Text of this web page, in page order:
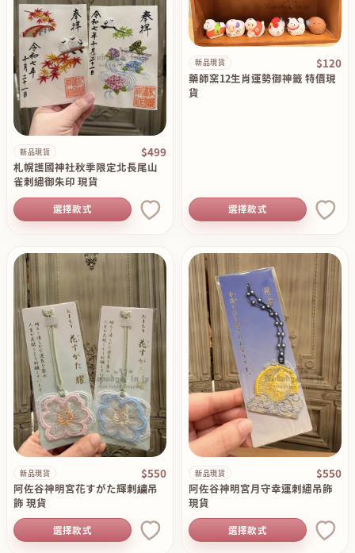
新品現貨 $499
札幌護國神社秋季限定北長尾山
雀刺繡御朱印 現貨
選擇款式
新品現貨 $120
藥師窯12生肖運勢御神籤 特價現
貨
選擇款式
新品現貨 $550
阿佐谷神明宮花すがた輝刺繍吊
飾 現貨
選擇款式
新品現貨 $550
阿佐谷神明宮月守幸運刺繡吊飾
現貨
選擇款式